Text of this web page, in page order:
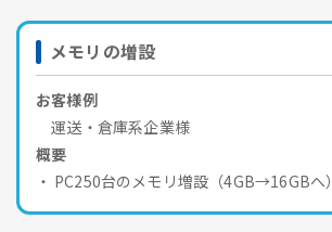
メモリの増設
お客様例
運送・倉庫系企業様
概要
PC250台のメモリ増設（4GB→16GBへ）